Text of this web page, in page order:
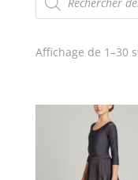
produits
Affichage de 1–30